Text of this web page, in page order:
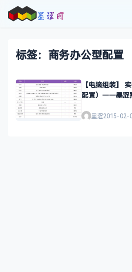
标签：商务办公型配置
【电脑组装】
配置）——墨涩
墨涩2015-02-